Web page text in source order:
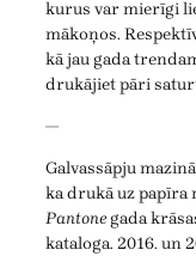
kurus var mierīgi
mākoņos.
kā jau gada
drukājiet pāri
—
Galvassāpju
ka drukā uz papīra
Pantonegada
kataloga. 2016. un